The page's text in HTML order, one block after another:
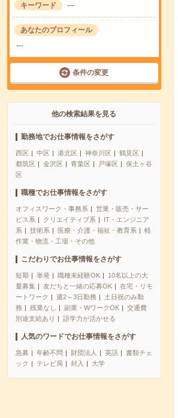
キーワード ---
あなたのプロフィール
---
条件の変更
他の検索結果を見る
勤務地でお仕事情報をさがす
西区 中区 港北区 神奈川区
鶴見区
都筑区
金沢区 青葉区 戸塚区
保土ヶ谷
区
職種でお仕事情報をさがす
オフィスワーク・事務系
営業・販売・サー
ビス系
クリエイティブ系
IT・エンジニア
系
技術系 医療・介護・福祉・教育系
軽
作業・物流・工場・その他
こだわりでお仕事情報をさがす
短期 単発 職種未経験OK
10名以上の大
量募集
友だちと一緒の応募OK
在宅・リモ
ートワーク
週2～3日勤務
土日祝のみ勤
務
残業なし 副業・WワークOK
交通費
別途支給あり
語学力が活かせる
人気のワードでお仕事情報をさがす
急募 年齢不問 財団法人 英語
書類チェ
ック
テレビ局 封入 大学